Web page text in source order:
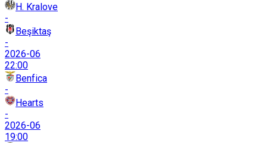
H. Kralove
-
Beşiktaş
-
2026-06
22:00
Benfica
-
Hearts
-
2026-06
19:00